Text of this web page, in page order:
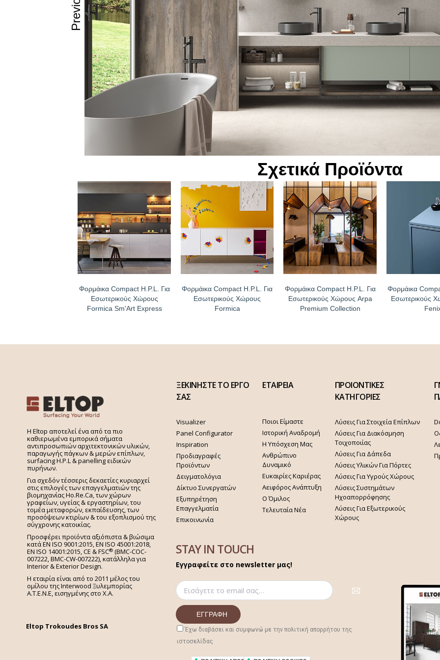
Σχετικά Προϊόντα
Φορμάικα Compact H.P.L. Για
Εσωτερικούς Χώρους
Formica Sm'Art Express
Φορμάικα Compact H.P.L. Για
Εσωτερικούς Χώρους
Formica
Φορμάικα Compact H.P.L. Για
Εσωτερικούς Χώρους Arpa
Premium Collection
Φορμάικα
Εσωτερικούς
H Eltop αποτελεί ένα από τα πιο
καθιερωμένα εμπορικά σήματα
αντιπροσωπιών αρχιτεκτονικών υλικών,
παραγωγής πάγκων & μερών επίπλων,
surfacing H.P.L & panelling ειδικών
πυρήνων.
Για σχεδόν τέσσερις δεκαετίες κυριαρχεί
στις επιλογές των επαγγελματιών της
βιομηχανίας Ho.Re.Ca, των χώρων
γραφείων, υγείας & εργαστηρίων, του
τομέα μεταφορών, εκπαίδευσης, των
προσόψεων κτιρίων & του εξοπλισμού της
σύγχρονης κατοικίας.
Προσφέρει προϊόντα αξιόπιστα & βιώσιμα
κατά EN ISO 9001:2015, EN ISO 45001:2018,
EN ISO 14001:2015,CE & FSC® (BMC-COC-
007222, BMC-CW-007222), κατάλληλα για
Interior & Exterior Design.
Η εταιρία είναι από το 2011 μέλος του
ομίλου της Interwood Ξυλεμπορίας
Α.Τ.Ε.Ν.Ε, εισηγμένης στο Χ.A.
Eltop Trokoudes Bros SA
ΞΕΚΙΝΗΣΤΕ ΤΟ ΕΡΓΟ
ΣΑΣ
Visualizer
Panel Configurator
Inspiration
Προδιαγραφές
Προϊόντων
Δειγματολόγια
Δίκτυο Συνεργατών
Εξυπηρέτηση
Επαγγελματία
Επικοινωνία
ΕΤΑΙΡΕΙΑ
Ποιοι Είμαστε
Ιστορική Αναδρομή
Η Υπόσχεση Μας
Ανθρώπινο
Δυναμικό
Ευκαιρίες Καριέρας
Αειφόρος Ανάπτυξη
Ο Όμιλος
Τελευταία Νέα
ΠΡΟΙΟΝΤΙΚΕΣ
ΚΑΤΗΓΟΡΙΕΣ
Λύσεις Για Στοιχεία Επίπλων
Λύσεις Για Διακόσμηση
Τοιχοποιίας
Λύσεις Για Δάπεδα
Λύσεις Υλικών Για Πόρτες
Λύσεις Για Υγρούς Χώρους
Λύσεις Συστημάτων
Ηχοαπορρόφησης
Λύσεις Για Εξωτερικούς
Χώρους
STAY IN TOUCH
Εγγραφείτε στο newsletter μας!
Έχω διαβάσει και συμφωνώ με την πολιτική απορρήτου της
ιστοσελίδας